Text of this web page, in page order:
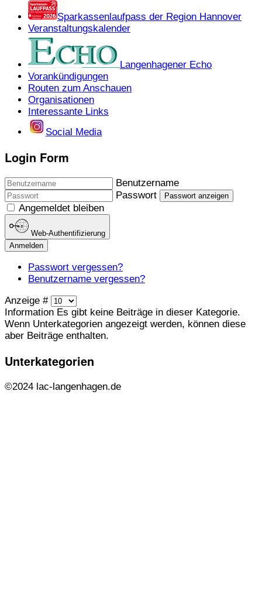
Sparkassenlaufpass der Region Hannover
Veranstaltungskalender
Langenhagener Echo
Vorankündigungen
Routen zum Anschauen
Organisationen
Interessante Links
Social Media
Login Form
Benutzername
Passwort
Passwort anzeigen
Angemeldet bleiben
Web-Authentifizierung
Anmelden
Passwort vergessen?
Benutzername vergessen?
Anzeige #
Information Es gibt keine Beiträge in dieser Kategorie.
Wenn Unterkategorien angezeigt werden, können diese
aber Beiträge enthalten.
Unterkategorien
©2024 lac-langenhagen.de